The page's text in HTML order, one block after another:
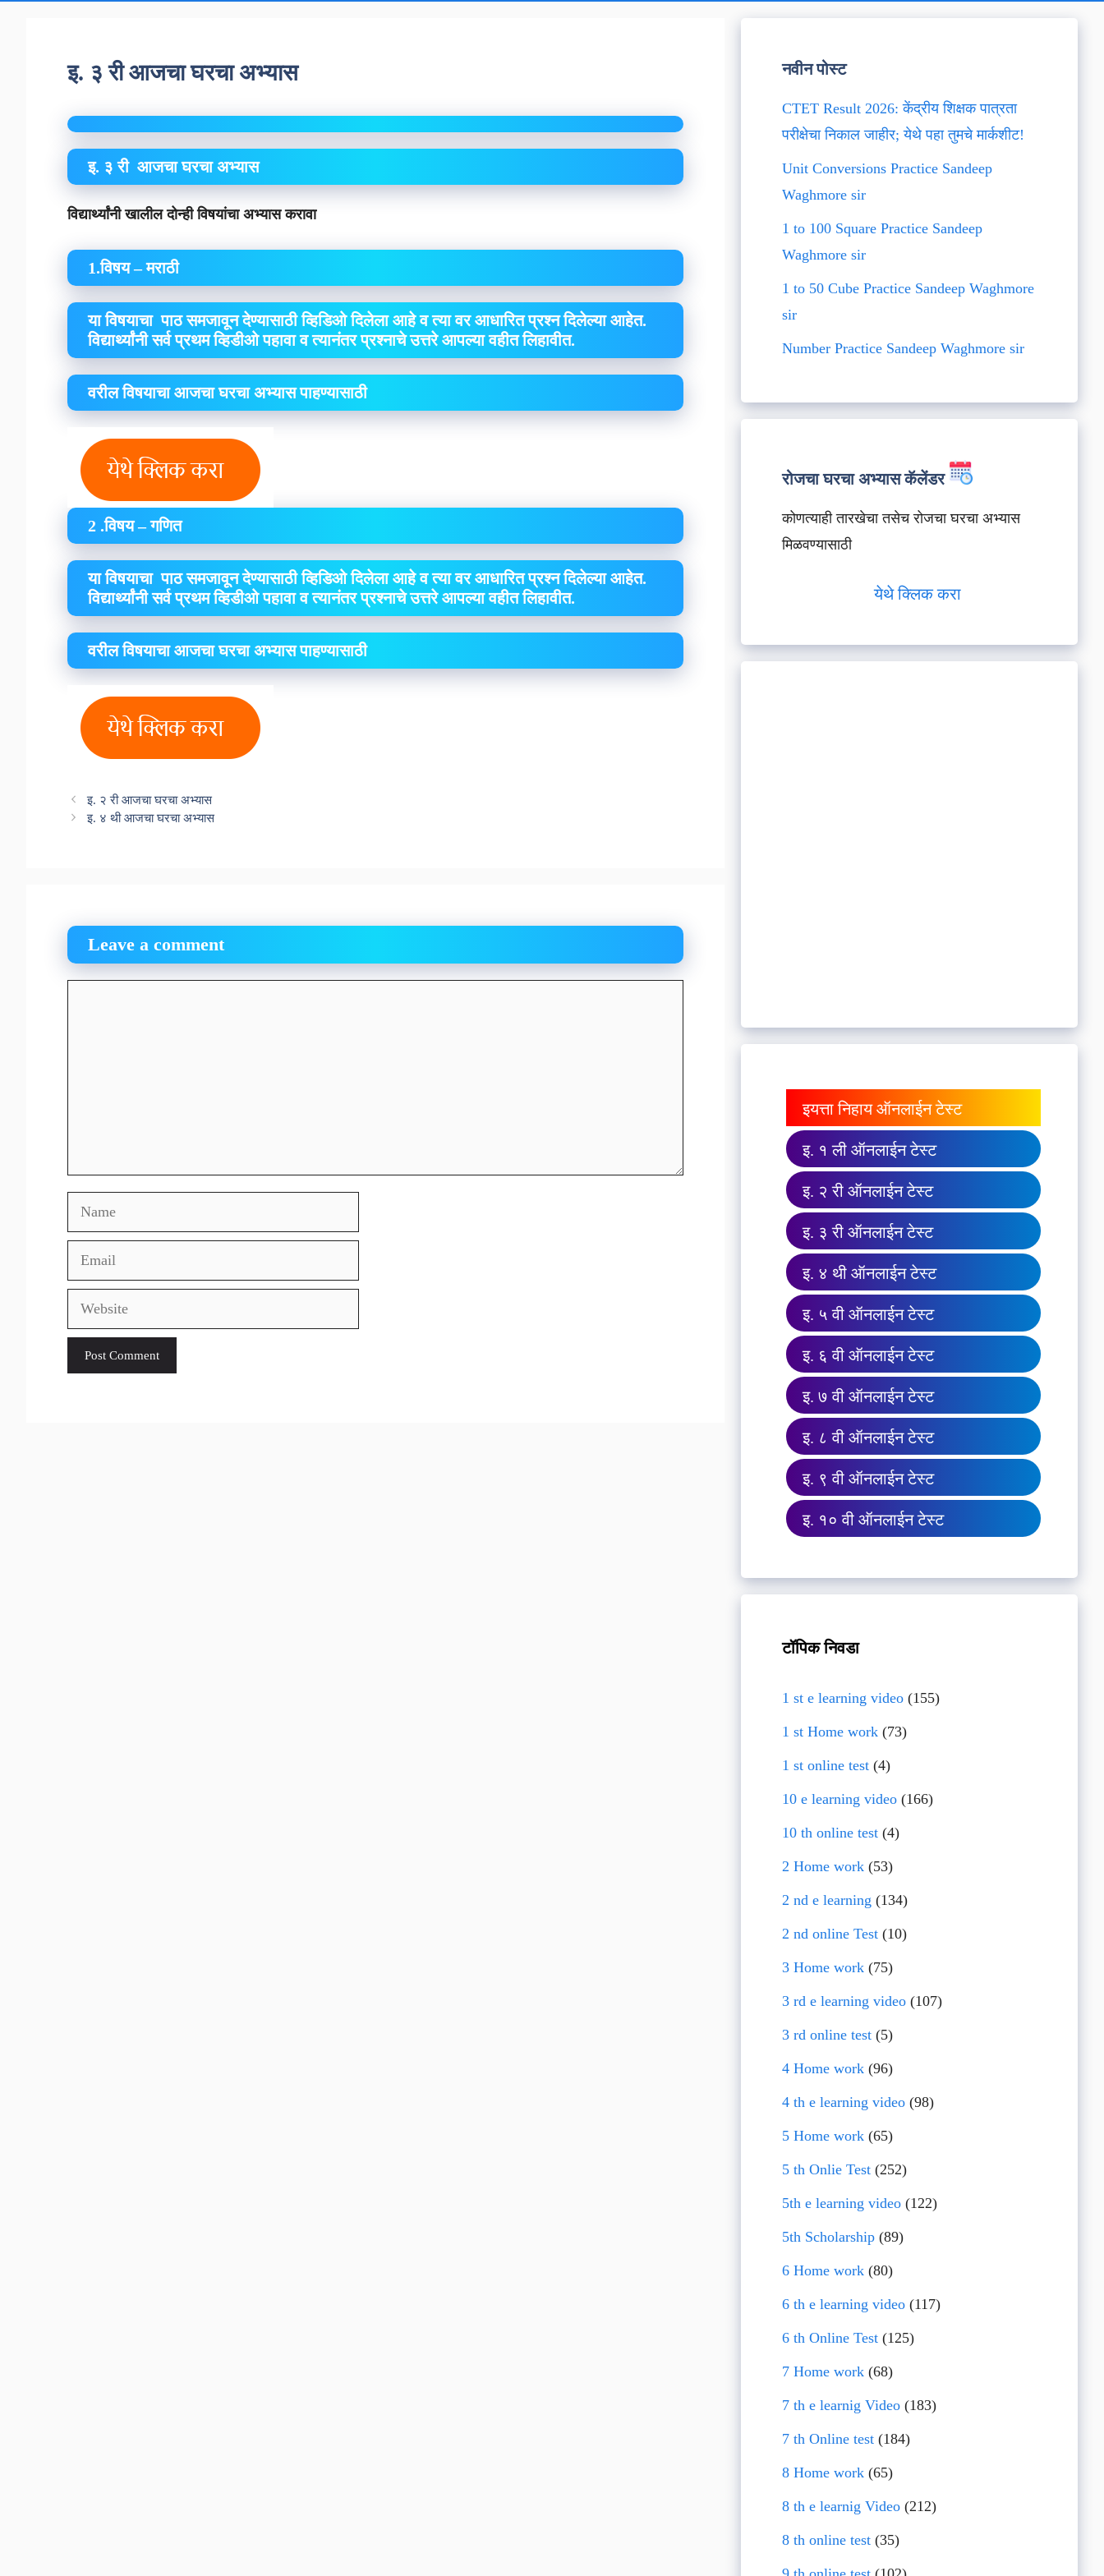
इ. ३ री आजचा घरचा अभ्यास
इ. ३ री आजचा घरचा अभ्यास
विद्यार्थ्यांनी खालील दोन्ही विषयांचा अभ्यास करावा
1.विषय – मराठी
या विषयाचा पाठ समजावून देण्यासाठी व्हिडिओ दिलेला आहे व त्या वर आधारित प्रश्न दिलेल्या आहेत.
विद्यार्थ्यांनी सर्व प्रथम व्हिडीओ पहावा व त्यानंतर प्रश्नाचे उत्तरे आपल्या वहीत लिहावीत.
वरील विषयाचा आजचा घरचा अभ्यास पाहण्यासाठी
2 .विषय – गणित
या विषयाचा पाठ समजावून देण्यासाठी व्हिडिओ दिलेला आहे व त्या वर आधारित प्रश्न दिलेल्या आहेत.
विद्यार्थ्यांनी सर्व प्रथम व्हिडीओ पहावा व त्यानंतर प्रश्नाचे उत्तरे आपल्या वहीत लिहावीत.
वरील विषयाचा आजचा घरचा अभ्यास पाहण्यासाठी
इ. २ री आजचा घरचा अभ्यास
इ. ४ थी आजचा घरचा अभ्यास
Leave a comment
Name
Email
Website
नवीन पोस्ट
CTET Result 2026: केंद्रीय शिक्षक पात्रता
परीक्षेचा निकाल जाहीर; येथे पहा तुमचे मार्कशीट!
Unit Conversions Practice Sandeep
Waghmore sir
1 to 100 Square Practice Sandeep
Waghmore sir
1 to 50 Cube Practice Sandeep Waghmore
sir
Number Practice Sandeep Waghmore sir
रोजचा घरचा अभ्यास कॅलेंडर
कोणत्याही तारखेचा तसेच रोजचा घरचा अभ्यास
मिळवण्यासाठी
येथे क्लिक करा
इयत्ता निहाय ऑनलाईन टेस्ट
इ. १ ली ऑनलाईन टेस्ट
इ. २ री ऑनलाईन टेस्ट
इ. ३ री ऑनलाईन टेस्ट
इ. ४ थी ऑनलाईन टेस्ट
इ. ५ वी ऑनलाईन टेस्ट
इ. ६ वी ऑनलाईन टेस्ट
इ. ७ वी ऑनलाईन टेस्ट
इ. ८ वी ऑनलाईन टेस्ट
इ. ९ वी ऑनलाईन टेस्ट
इ. १० वी ऑनलाईन टेस्ट
टॉपिक निवडा
1 st e learning video(155)
1 st Home work(73)
1 st online test(4)
10 e learning video(166)
10 th online test(4)
2 Home work(53)
2 nd e learning (134)
2 nd online Test(10)
3 Home work(75)
3 rd e learning video(107)
3 rd online test(5)
4 Home work(96)
4 th e learning video(98)
5 Home work(65)
5 th Onlie Test(252)
5th e learning video(122)
5th Scholarship(89)
6 Home work(80)
6 th e learning video(117)
6 th Online Test(125)
7 Home work(68)
7 th e learnig Video(183)
7 th Online test(184)
8 Home work(65)
8 th e learnig Video(212)
8 th online test(35)